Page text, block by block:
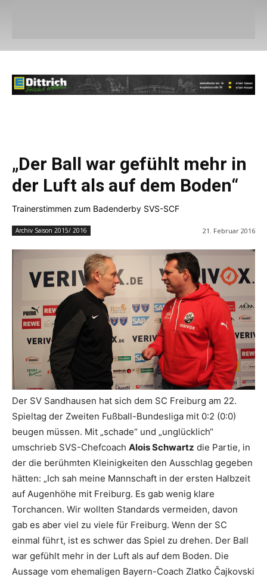
„Der Ball war gefühlt mehr in
der Luft als auf dem Boden“
Trainerstimmen zum Badenderby SVS-SCF
Archiv Saison 2015/ 2016 21. Februar 2016
Der SV Sandhausen hat sich dem SC Freiburg am 22.
Spieltag der Zweiten Fußball-Bundesliga mit 0:2 (0:0)
beugen müssen. Mit „schade“ und „unglücklich“
umschrieb SVS-Chefcoach Alois Schwartz die Partie, in
der die berühmten Kleinigkeiten den Ausschlag gegeben
hätten: „Ich sah meine Mannschaft in der ersten Halbzeit
auf Augenhöhe mit Freiburg. Es gab wenig klare
Torchancen. Wir wollten Standards vermeiden, davon
gab es aber viel zu viele für Freiburg. Wenn der SC
einmal führt, ist es schwer das Spiel zu drehen. Der Ball
war gefühlt mehr in der Luft als auf dem Boden. Die
Aussage vom ehemaligen Bayern-Coach Zlatko Čajkovski